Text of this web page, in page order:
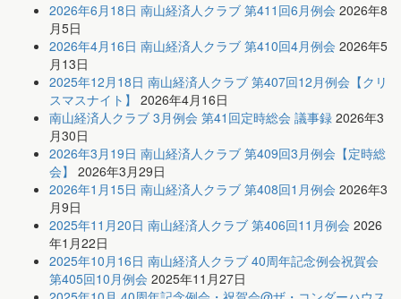
2026年6月18日 南山経済人クラブ 第411回6月例会 2026年8
月5日
2026年4月16日 南山経済人クラブ 第410回4月例会 2026年5
月13日
2025年12月18日 南山経済人クラブ 第407回12月例会【クリ
スマスナイト】 2026年4月16日
南山経済人クラブ 3月例会 第41回定時総会 議事録 2026年3
月30日
2026年3月19日 南山経済人クラブ 第409回3月例会【定時総
会】 2026年3月29日
2026年1月15日 南山経済人クラブ 第408回1月例会 2026年3
月9日
2025年11月20日 南山経済人クラブ 第406回11月例会 2026
年1月22日
2025年10月16日 南山経済人クラブ 40周年記念例会祝賀会
第405回10月例会 2025年11月27日